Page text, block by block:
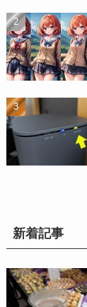
新着記事